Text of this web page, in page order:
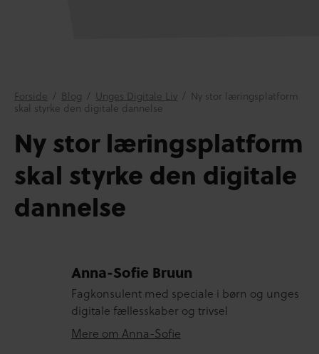
Forside / Blog / Unges Digitale Liv / Ny stor læringsplatform
skal styrke den digitale dannelse
Ny stor læringsplatform
skal styrke den digitale
dannelse
Anna-Sofie Bruun
Fagkonsulent med speciale i børn og unges
digitale fællesskaber og trivsel
Mere om Anna-Sofie